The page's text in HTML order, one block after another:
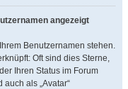
angezeigt
Benutzernamen stehen.
Oft sind dies Sterne,
Ihren Status im Forum
als „Avatar“